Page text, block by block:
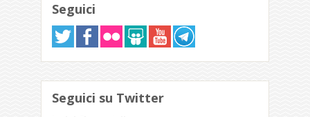
Seguici
Seguici su Twitter